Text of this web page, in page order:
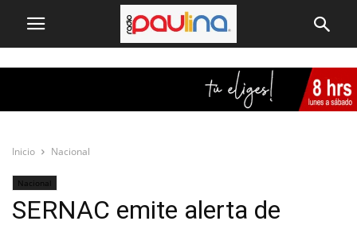
Inicio Nacional
Nacional
SERNAC emite alerta de